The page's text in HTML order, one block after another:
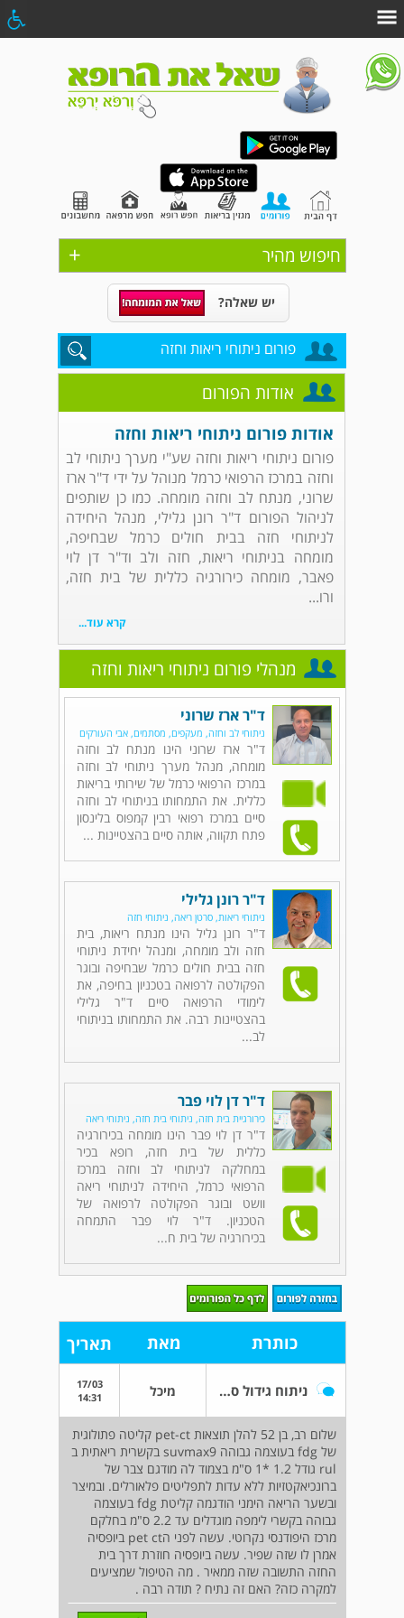
+ חיפוש מהיר
יש שאלה?
פורום ניתוחי ריאות וחזה
אודות הפורום
אודות פורום ניתוחי ריאות וחזה
פורום ניתוחי ריאות וחזה שע"י מערך ניתוחי לב
וחזה במרכז הרפואי כרמל מנוהל על ידי ד"ר ארז
שרוני, מנתח לב וחזה מומחה. כמו כן שותפים
לניהול הפורום ד"ר רונן גלילי, מנהל היחידה
לניתוחי חזה בבית חולים כרמל שבחיפה,
מומחה בניתוחי ריאות, חזה ולב וד"ר דן לוי
פאבר, מומחה כירורגיה כללית של בית חזה,
ורו...
קרא עוד...
מנהלי פורום ניתוחי ריאות וחזה
ד"ר ארז שרוני
ניתוחי לב וחזה, מעקפים, מסתמים, אבי העורקים
ד"ר ארז שרוני הינו מנתח לב וחזה
מומחה, מנהל מערך ניתוחי לב וחזה
במרכז הרפואי כרמל של שירותי בריאות
כללית. את התמחותו בניתוחי לב וחזה
סיים במרכז רפואי רבין קמפוס בלינסון
פתח תקווה, אותה סיים בהצטיינות ...
ד"ר רונן גלילי
ניתוחי ריאות, סרטן ריאה, ניתוחי חזה
ד"ר רונן גליל הינו מנתח ריאות, בית
חזה ולב מומחה, ומנהל יחידת ניתוחי
חזה בבית חולים כרמל שבחיפה ובוגר
הפקולטה לרפואה בטכניון בחיפה, את
לימודי הרפואה סיים ד"ר גלילי
בהצטיינות רבה. את התמחותו בניתוחי
לב...
ד"ר דן לוי פבר
כירורגיית בית חזה, ניתוחי בית חזה, ניתוחי ריאה
ד"ר דן לוי פבר הינו מומחה בכירורגיה
כללית של בית חזה, רופא בכיר
במחלקה לניתוחי לב וחזה במרכז
הרפואי כרמל, היחידה לניתוחי ריאה
וושט ובוגר הפקולטה לרפואה של
הטכניון. ד"ר לוי פבר התמחה
בכירורגיה של בית ח...
כותרת מאת תאריך
ניתוח גידול סרטני בריאות מיכל
17/03
14:31
שלום רב, בן 52 להלן תוצאות pet-ct קליטה פתולוגית
של fdg בעוצמה גבוהה suvmax9 בקשרית ריאתית ב
rul גודל 1.2 *1 ס"מ בצמוד לה מודגם צבר של
ברונכיאקטזיות ללא עדות לתפליטים פלאורלים. ובמיצר
ובשער הריאה הימני הודגמה קליטת fdg בעוצמה
גבוהה בקשרי לימפה מוגדלים עד 2.2 ס"מ בחלקם
מרכז היפודנסי נקרוטי. עשה לפני הpet ct ביופסיה
אמרן לו שזה שפיר. עשה ביופסיה חוזרת דרך בית
החזה התשובה שזה ממאיר . מה הטיפול שמציעים
למקרה כזה? האם זה נתיח ? תודה רבה .